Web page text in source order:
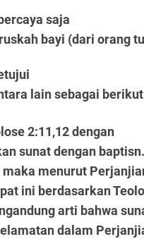
saja
bayi (dari orang
lain sebagai
2:11,12 dengan
sunat dengan
menurut
ini berdasarkan
arti bahwa
dalam